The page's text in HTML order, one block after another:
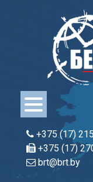
+375 (17)
+375 (17)
brt@brt.by